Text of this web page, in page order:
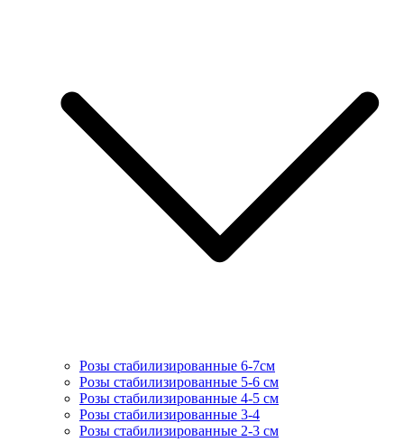
Розы стабилизированные 6-7см
Розы стабилизированные 5-6 см
Розы стабилизированные 4-5 см
Розы стабилизированные 3-4
Розы стабилизированные 2-3 см